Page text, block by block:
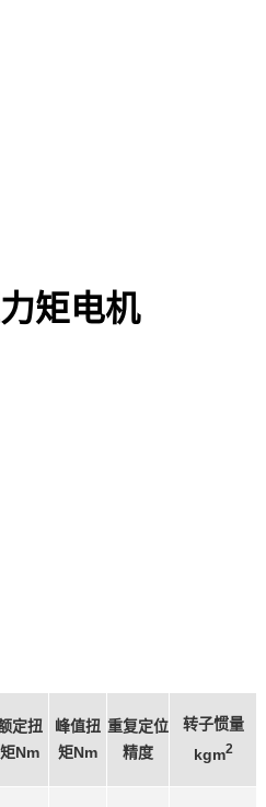
矩电机
定扭
矩Nm
峰值扭
矩Nm
重复定位
精度
转子惯量
kgm2